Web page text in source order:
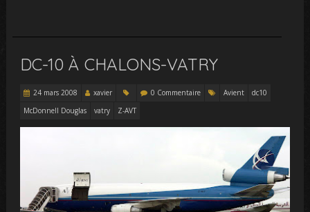
DC-10 À CHALONS-VATRY
24 mars 2008 xavier 0 Commentaire Avient
dc10
McDonnell Douglas
vatry Z-AVT